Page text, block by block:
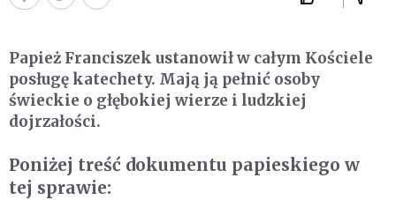
Papież Franciszek ustanowił w całym Kościele
posługę katechety. Mają ją pełnić osoby
świeckie o głębokiej wierze i ludzkiej
dojrzałości.
Poniżej treść dokumentu papieskiego w
tej sprawie: